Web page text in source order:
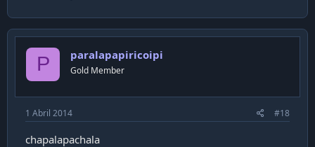
P paralapapiricoipi
Gold Member
1 Abril 2014 #18
chapalapachala